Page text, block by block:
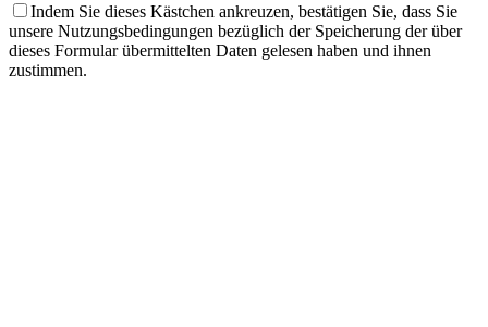
Indem Sie dieses Kästchen ankreuzen, bestätigen Sie, dass Sie
unsere Nutzungsbedingungen bezüglich der Speicherung der über
dieses Formular übermittelten Daten gelesen haben und ihnen
zustimmen.